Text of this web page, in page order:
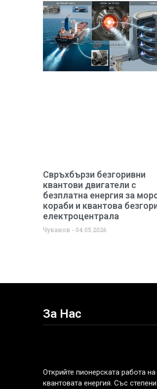
Свръхбързи безгоривни
квантови двигатели с
безплатна енергия за
кораби и квантова
електроцентрала
Чуканов 04.05.2026
За Нас
Открийте пионерската работа
квантовата енергия. Със